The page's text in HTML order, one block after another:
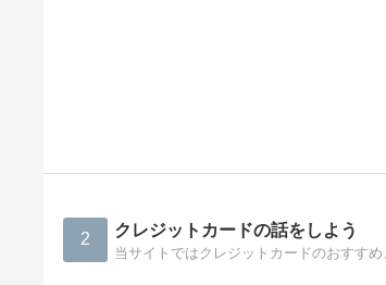
2 クレジットカードの話をしよう
当サイトではクレジットカードのおすす